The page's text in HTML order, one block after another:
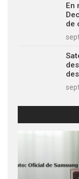
En
de